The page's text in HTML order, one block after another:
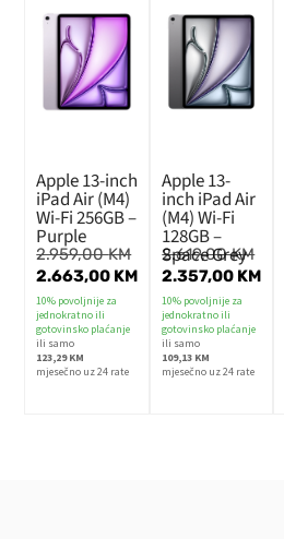
Apple 13-inch
iPad Air (M4)
Wi-Fi 256GB –
Purple
2.959,00KM
2.663,00 KM
10% povoljnije za
jednokratno ili
gotovinsko plaćanje
ili samo
123,29 KM
mjesečno uz 24 rate
Apple 13-
inch iPad Air
(M4) Wi-Fi
128GB –
Space Grey
2.619,00KM
2.357,00 KM
10% povoljnije za
jednokratno ili
gotovinsko plaćanje
ili samo
109,13 KM
mjesečno uz 24 rate